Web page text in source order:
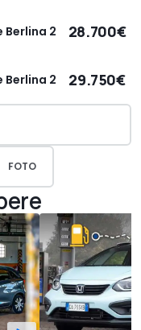
Berlina 2
28.700€
Berlina 2
29.750€
FOTO